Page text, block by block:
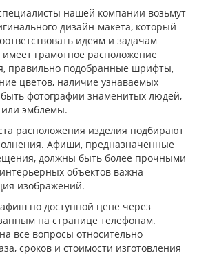
нашей компании возьмут
дизайн-макета, который
идеям и задачам
грамотное расположение
правильно подобранные шрифты,
цветов, наличие узнаваемых
быть фотографии знаменитых людей,
или эмблемы.
расположения изделия подбирают
Афиши, предназначенные
должны быть более прочными
объектов важна
изображений.
по доступной цене через
на странице телефонам.
все вопросы относительно
сроков и стоимости изготовления